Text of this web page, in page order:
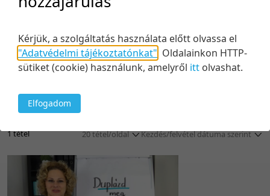
Keresés
Kezdés/felvétel dátuma szerint
Relevancia szerint
Kezdés/felvétel dátuma szerint
1 tétel
20 tétel/oldal
20 tétel/oldal
Kérjük, a szolgáltatás használata előtt olvassa el
"Adatvédelmi tájékoztatónkat" Oldalainkon HTTP-
sütiket (cookie) használunk, amelyről itt olvashat.
Elfogadom